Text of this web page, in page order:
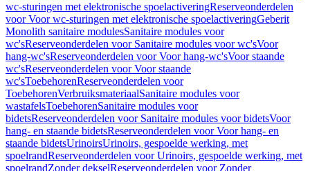
wc-sturingen met elektronische spoelactiveringReserveonderdelen
voor Voor wc-sturingen met elektronische spoelactiveringGeberit
Monolith sanitaire modulesSanitaire modules voor
wc'sReserveonderdelen voor Sanitaire modules voor wc'sVoor
hang-wc'sReserveonderdelen voor Voor hang-wc'sVoor staande
wc'sReserveonderdelen voor Voor staande
wc'sToebehorenReserveonderdelen voor
ToebehorenVerbruiksmateriaalSanitaire modules voor
wastafelsToebehorenSanitaire modules voor
bidetsReserveonderdelen voor Sanitaire modules voor bidetsVoor
hang- en staande bidetsReserveonderdelen voor Voor hang- en
staande bidetsUrinoirsUrinoirs, gespoelde werking, met
spoelrandReserveonderdelen voor Urinoirs, gespoelde werking, met
spoelrandZonder dekselReserveonderdelen voor Zonder